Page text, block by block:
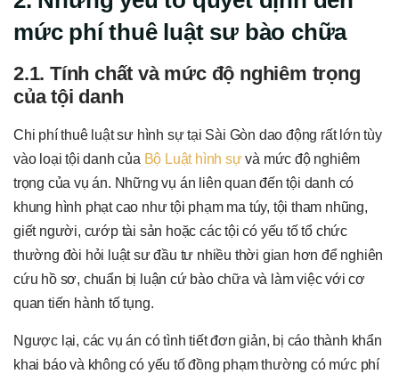
mức phí thuê luật sư bào chữa
2.1. Tính chất và mức độ nghiêm trọng
của tội danh
Chi phí thuê luật sư hình sự tại Sài Gòn dao động rất lớn tùy
vào loại tội danh của Bộ Luật hình sựvà mức độ nghiêm
trọng của vụ án. Những vụ án liên quan đến tội danh có
khung hình phạt cao như tội phạm ma túy, tội tham nhũng,
giết người, cướp tài sản hoặc các tội có yếu tố tổ chức
thường đòi hỏi luật sư đầu tư nhiều thời gian hơn để nghiên
cứu hồ sơ, chuẩn bị luận cứ bào chữa và làm việc với cơ
quan tiến hành tố tụng.
Ngược lại, các vụ án có tình tiết đơn giản, bị cáo thành khẩn
khai báo và không có yếu tố đồng phạm thường có mức phí